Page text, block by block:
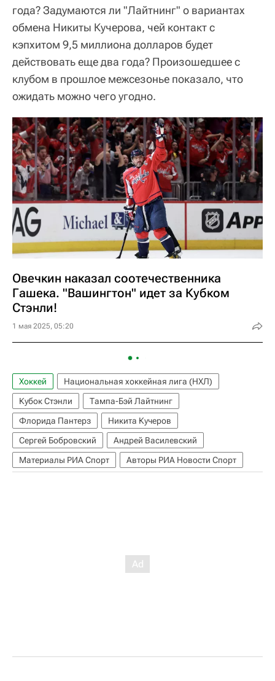
года? Задумаются ли "Лайтнинг" о вариантах
обмена Никиты Кучерова, чей контакт с
кэпхитом 9,5 миллиона долларов будет
действовать еще два года? Произошедшее с
клубом в прошлое межсезонье показало, что
ожидать можно чего угодно.
Овечкин наказал соотечественника
Гашека. "Вашингтон" идет за Кубком
Стэнли!
1 мая 2025, 05:20
Хоккей
Национальная хоккейная лига (НХЛ)
Кубок Стэнли
Тампа-Бэй Лайтнинг
Флорида Пантерз
Никита Кучеров
Сергей Бобровский
Андрей Василевский
Материалы РИА Спорт
Авторы РИА Новости Спорт